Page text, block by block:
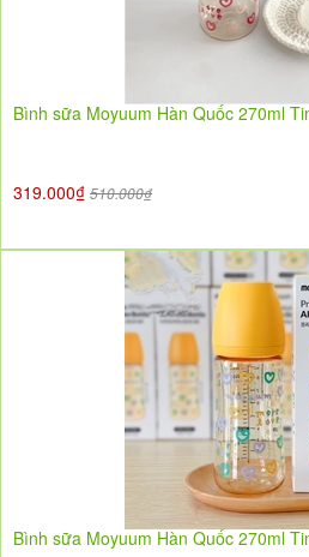
Bình sữa Moyuum Hàn Quốc 270ml
319.000₫ 510.000₫
Bình sữa Moyuum Hàn Quốc 270ml